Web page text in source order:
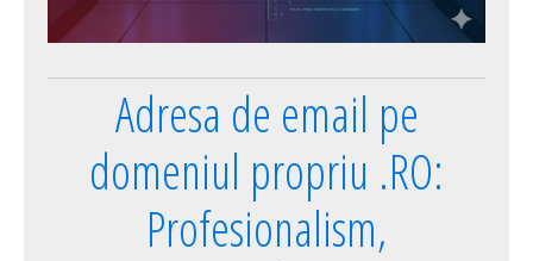
Adresa de email pe
domeniul propriu .RO:
Profesionalism,